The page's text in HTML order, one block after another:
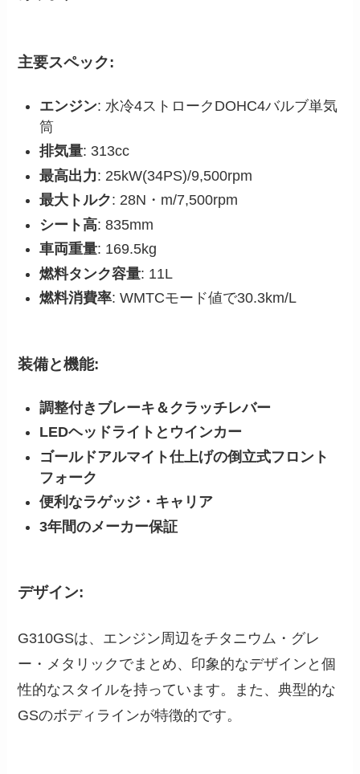
主要スペック:
エンジン: 水冷4ストロークDOHC4バルブ単気
筒
排気量: 313cc
最高出力: 25kW(34PS)/9,500rpm
最大トルク: 28N・m/7,500rpm
シート高: 835mm
車両重量: 169.5kg
燃料タンク容量: 11L
燃料消費率: WMTCモード値で30.3km/L
装備と機能:
調整付きブレーキ＆クラッチレバー
LEDヘッドライトとウインカー
ゴールドアルマイト仕上げの倒立式フロント
フォーク
便利なラゲッジ・キャリア
3年間のメーカー保証
デザイン:
G310GSは、エンジン周辺をチタニウム・グレ
ー・メタリックでまとめ、印象的なデザインと個
性的なスタイルを持っています。また、典型的な
GSのボディラインが特徴的です。